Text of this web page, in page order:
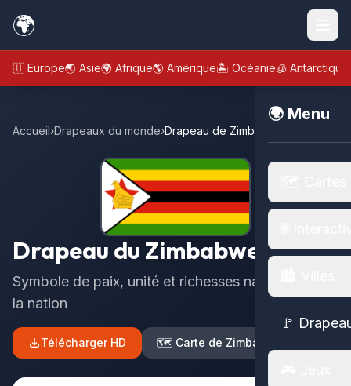
🌍
🇪🇺 Europe🌏 Asie🌍 Afrique🌎 Amérique🏝️ Océanie🧊 Antarctique
🌍 Menu
🚩
Accueil›Drapeaux du monde›Drapeau de Zimbabwe
Drapeau du Zimbabwe
Symbole de paix, unité et richesses naturelles de
la nation
Télécharger HD 🗺️ Carte de Zimbabwe